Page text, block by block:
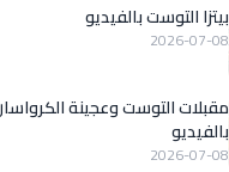
بيتزا التوست بالفيديو
2026-07-08
مقبلات التوست وعجينة
بالفيديو
2026-07-08